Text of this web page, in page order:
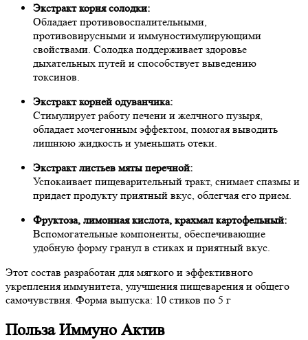
Экстракт корня солодки:
Обладает противовоспалительными,
противовирусными и иммуностимулирующими
свойствами. Солодка поддерживает здоровье
дыхательных путей и способствует выведению
токсинов.
Экстракт корней одуванчика:
Стимулирует работу печени и желчного пузыря,
обладает мочегонным эффектом, помогая выводить
лишнюю жидкость и уменьшать отеки.
Экстракт листьев мяты перечной:
Успокаивает пищеварительный тракт, снимает спазмы и
придает продукту приятный вкус, облегчая его прием.
Фруктоза, лимонная кислота, крахмал картофельный:
Вспомогательные компоненты, обеспечивающие
удобную форму гранул в стиках и приятный вкус.
Этот состав разработан для мягкого и эффективного
укрепления иммунитета, улучшения пищеварения и общего
самочувствия. Форма выпуска: 10 стиков по 5 г
Польза Иммуно Актив